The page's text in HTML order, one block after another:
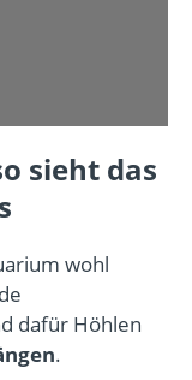
sieht das
wohl
dafür Höhlen
.